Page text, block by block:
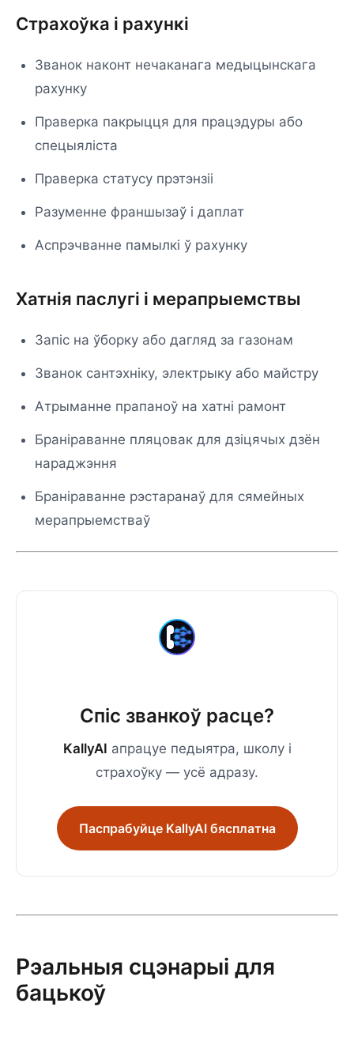
Страхоўка і рахункі
Званок наконт нечаканага медыцынскага
рахунку
Праверка пакрыцця для працэдуры або
спецыяліста
Праверка статусу прэтэнзіі
Разуменне франшызаў і даплат
Аспрэчванне памылкі ў рахунку
Хатнія паслугі і мерапрыемствы
Запіс на ўборку або дагляд за газонам
Званок сантэхніку, электрыку або майстру
Атрыманне прапаноў на хатні рамонт
Браніраванне пляцовак для дзіцячых дзён
нараджэння
Браніраванне рэстаранаў для сямейных
мерапрыемстваў
Спіс званкоў расце?
KallyAI апрацуе педыятра, школу і
страхоўку — усё адразу.
Паспрабуйце KallyAI бясплатна
Рэальныя сцэнарыі для
бацькоў